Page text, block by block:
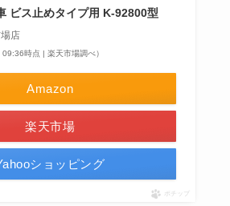
ビス止めタイプ用 K-92800型
店
時点 | 楽天市場調べ）
Amazon
楽天市場
ショッピング
ポチップ